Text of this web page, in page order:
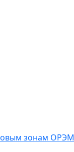
зонам ОРЭМ